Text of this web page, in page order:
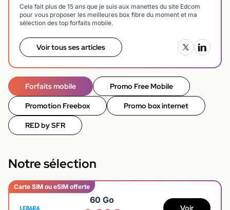
Cela fait plus de 15 ans que je suis aux manettes du site Edcom
pour vous proposer les meilleures box fibre du moment et ma
sélection des top forfaits mobile.
Voir tous ses articles
Forfaits mobile Promo Free Mobile
Promotion Freebox Promo box internet
RED by SFR
Notre sélection
Carte SIM ou eSIM offerte
60 Go
Voir